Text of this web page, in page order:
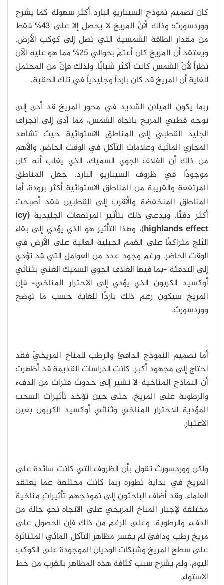
كان تصميم نموذج السيناريو البارد أكثر سهولة كما يشرح
ووردسورث؛ وذلك لأنّ المريخ لا يحصل إلا على 43% فقط
من مقدار الطاقة الشمسية التي تصل إلى كوكب الأرض،
ويعتقد أن المريخ كان أعتمَ بحوالي 25% مما هو عليه الآن
نظراً لأنّ الشمس كانت أكثر شبابًا. ولذلك فإنّ من المحتمل
للغاية أن المريخ قد كان بارداً وجليدياً في تلك الحقبة.
ربما يكون الميلان الشديد في محور المريخ قد أدى إلى
توجه قطبي المريخ باتجاه الشمس، مما أدى إلى انجراف
الجليد القطبي إلى المناطق الاستوائية حيث تشاهد
المجاري المائية وعلامات التآكل في الوقت الحاضر. والأهم
من ذلك أن الغلاف الجوي السميك، الذي يغلب أنه كان
موجودًا في ظروف السيناريو البارد، جعل المناطق
المرتفعة والقريبة من المناطق الاستوائية أكثر برودة، أما
المناطق المنخفضة والأقرب إلى القطبين فقد أصبحت
أكثر دفئًا. ويدعى ذلك بتأثير المرتفعات الجليدية(icy
highlands effect)، وهذا التأثير هو الذي يؤدي إلى بقاء
الثلج متراكمًا على القمم الجبلية العالية على الأرض في
الوقت الحاضر. ورغم وجود عدد من العوامل التي قد تؤدي
إلى التدفئة –بما فيها الغلاف الجوي السميك الغني بثنائي
أوكسيد الكربون الذي يؤدي إلى الاحترار المناخي– فإن
المريخ سيكون رغم ذلك باردًا للغاية حسب ما توضح
ووردسورث.
أما تصميم النموذج الدافئ والرطب للمناخ المريخيّ فقد
احتاج إلى مجهود أكبر. كانت الدراسات القديمة قد أظهرت
أن النماذج المناخية لا تشير إلى حدوث فترات من الدفء
والرطوبة على المريخ، حتى حين تؤخذ تأثيرات السحب
المؤدية للاحترار المناخي وثنائي أوكسيد الكربون بعين
الاعتبار.
ولكن ووردسورث تقول بأن الظروف التي كانت سائدة على
المريخ في بداية تطوره ربما كانت مختلفة عما يعتقد
العلماء. وقد أضاف الباحثون إلى نموذجهم تأثيراتٍ مناخيةً
مختلفة لإجبار المناخ المريخي على الاتجاه نحو حالة من
الدفء والرطوبة. وعلى الرغم من ذلك فإن الحصول على
مريخ رطب ودافئ لم يفسر مظاهر التآكل المائي المتناثرة
على سطح المريخ وشبكات الوديان الموجودة على الكوكب
اليوم، ولم يشرح سبب كثافة هذه المظاهر بالقرب من خط
الاستواء.